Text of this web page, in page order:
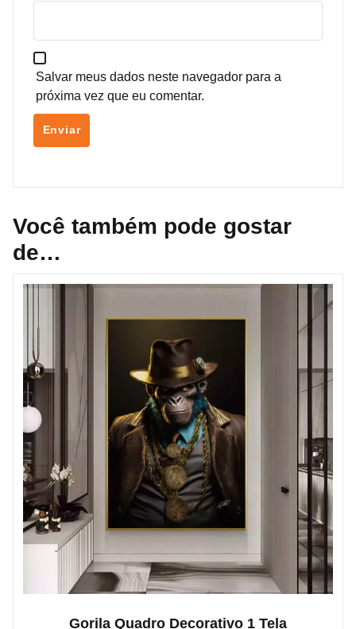
Salvar meus dados neste navegador para a
próxima vez que eu comentar.
Você também pode gostar
de…
Gorila Quadro Decorativo 1 Tela